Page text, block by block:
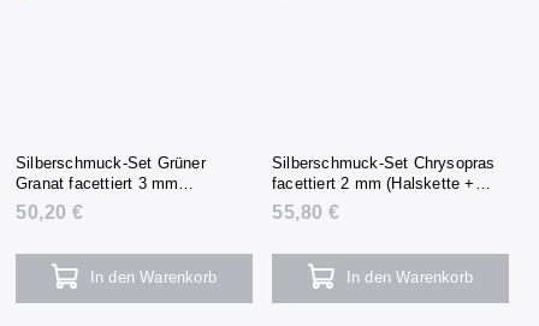
Silberschmuck-Set Grüner
Granat facettiert 3 mm
(Halskette + Armband +
Ohrringe)
50,20 €
In den Warenkorb
Silberschmuck-Set Chrysopras
facettiert 2 mm (Halskette +
Armband + Ohrringe)
55,80 €
In den Warenkorb